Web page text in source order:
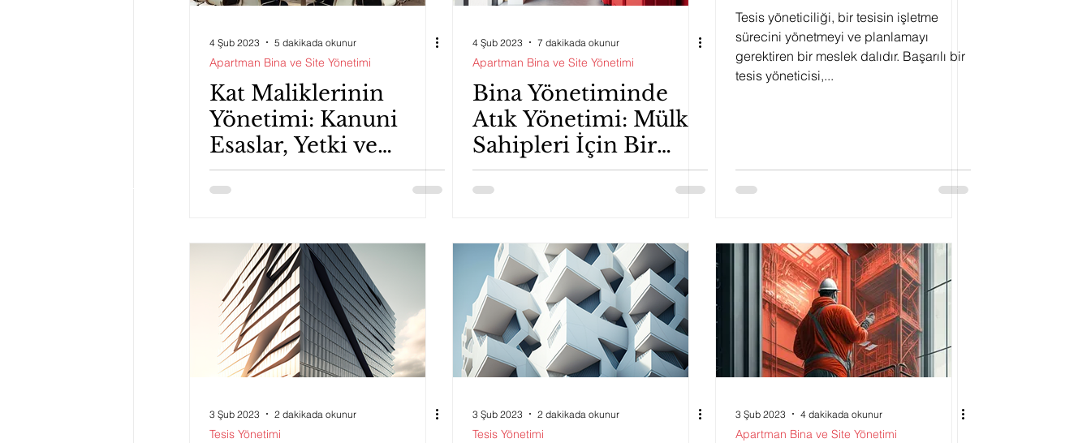
4 Şub 2023 5 dakikada okunur
Apartman Bina ve Site Yönetimi
Kat Maliklerinin
Yönetimi: Kanuni
Esaslar, Yetki ve
Sorumluluklar
4 Şub 2023 7 dakikada okunur
Apartman Bina ve Site Yönetimi
Bina Yönetiminde
Atık Yönetimi: Mülk
Sahipleri İçin Bir
Rehber
Tesis yöneticiliği, bir tesisin işletme
sürecini yönetmeyi ve planlamayı
gerektiren bir meslek dalıdır. Başarılı bir
tesis yöneticisi,...
3 Şub 2023 2 dakikada okunur
Tesis Yönetimi
3 Şub 2023 2 dakikada okunur
Tesis Yönetimi
3 Şub 2023 4 dakikada okunur
Apartman Bina ve Site Yönetimi